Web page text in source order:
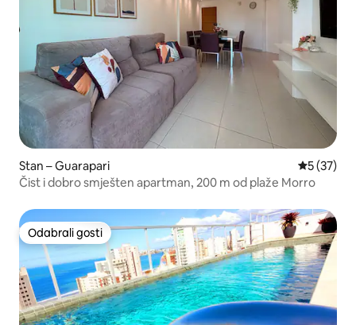
Stan – Guarapari Prosječna
5 (37)
Čist i dobro smješten apartman, 200 m od plaže Morro
Odabrali gosti
Odabrali gosti